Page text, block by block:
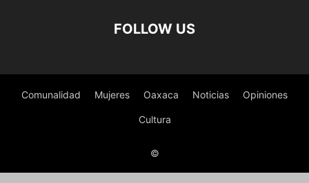
FOLLOW US
Comunalidad Mujeres Oaxaca Noticias Opiniones
Cultura
©